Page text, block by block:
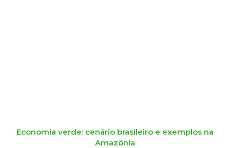
Economia verde: cenário brasileiro e exemplos na
Amazônia